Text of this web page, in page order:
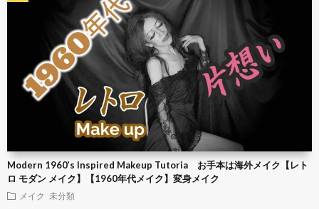
Modern 1960’s Inspired Makeup Tutoria お手本は海外メイク【レト
ロ モダン メイク】【1960年代メイク】変身メイク
メイク 未分類